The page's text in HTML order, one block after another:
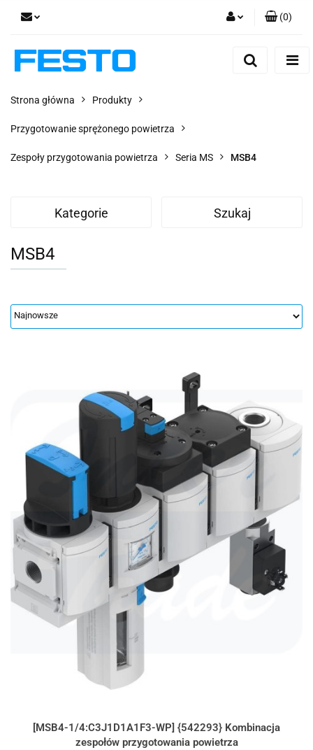
(0)
Strona główna Produkty
Przygotowanie sprężonego powietrza
Zespoły przygotowania powietrza Seria MS MSB4
Kategorie Szukaj
MSB4
[MSB4-1/4:C3J1D1A1F3-WP] {542293} Kombinacja
zespołów przygotowania powietrza